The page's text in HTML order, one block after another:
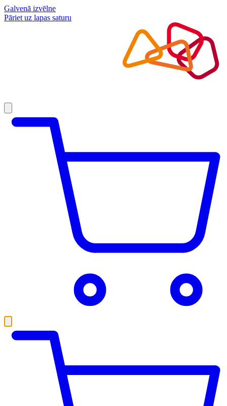
Galvenā izvēlne
Pāriet uz lapas saturu